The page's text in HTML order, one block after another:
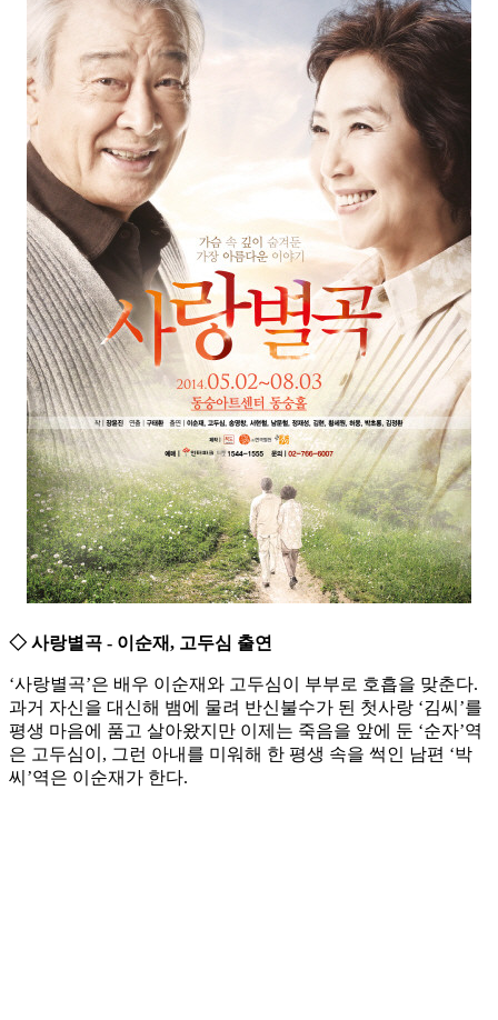
◇ 사랑별곡 - 이순재, 고두심 출연
‘사랑별곡’은 배우 이순재와 고두심이 부부로 호흡을 맞춘다.
과거 자신을 대신해 뱀에 물려 반신불수가 된 첫사랑 ‘김씨’를
평생 마음에 품고 살아왔지만 이제는 죽음을 앞에 둔 ‘순자’역
은 고두심이, 그런 아내를 미워해 한 평생 속을 썩인 남편 ‘박
씨’역은 이순재가 한다.